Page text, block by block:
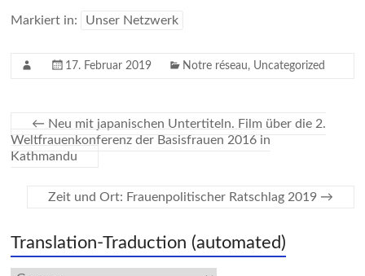
Markiert in: Unser Netzwerk
17. Februar 2019 Notre réseau, Uncategorized
← Neu mit japanischen Untertiteln. Film über die 2.
Weltfrauenkonferenz der Basisfrauen 2016 in
Kathmandu
Zeit und Ort: Frauenpolitischer Ratschlag 2019 →
Translation-Traduction (automated)